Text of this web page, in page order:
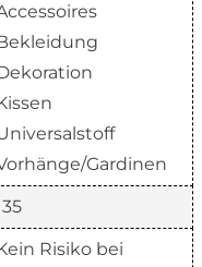
Gardinen
Risiko bei